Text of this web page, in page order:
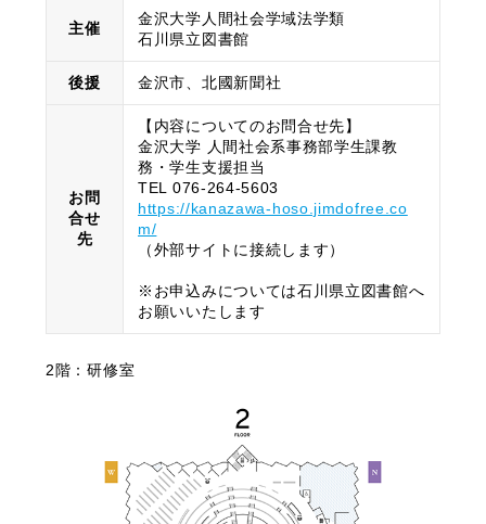
主催
金沢大学人間社会学域法学類
石川県立図書館
後援 金沢市、北國新聞社
お問
合せ
先
【内容についてのお問合せ先】
金沢大学 人間社会系事務部学生課教
務・学生支援担当
TEL 076-264-5603
https://kanazawa-hoso.jimdofree.co
m/
（外部サイトに接続します）
※お申込みについては石川県立図書館へ
お願いいたします
2階：研修室